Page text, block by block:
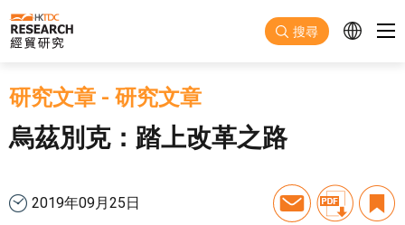
跳至主要內容
搜尋
研究文章 - 研究文章
烏茲別克：踏上改革之路
2019年09月25日